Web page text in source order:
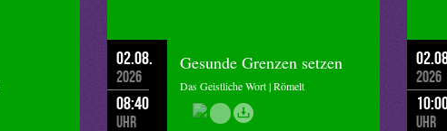
02.08.
2026
08:40
Uhr
Gesunde Grenzen setzen
Das Geistliche Wort | Römelt
2026
Uhr